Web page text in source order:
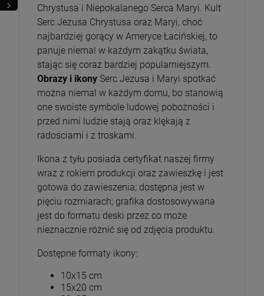
Chrystusa i Niepokalanego Serca Maryi. Kult
Serc Jezusa Chrystusa oraz Maryi, choć
najbardziej gorący w Ameryce Łacińskiej, to
panuje niemal w każdym zakątku świata,
stając się coraz bardziej popularniejszym.
Obrazy i ikony Serc Jezusa i Maryi spotkać
można niemal w każdym domu, bo stanowią
one swoiste symbole ludowej pobożności i
przed nimi ludzie stają oraz klękają z
radościami i z troskami.
Ikona z tyłu posiada certyfikat naszej firmy
wraz z rokiem produkcji oraz zawieszkę i jest
gotowa do zawieszenia; dostępna jest w
pięciu rozmiarach; grafika dostosowywana
jest do formatu deski przez co może
nieznacznie różnić się od zdjęcia produktu.
Dostępne formaty ikony:
10x15 cm
15x20 cm